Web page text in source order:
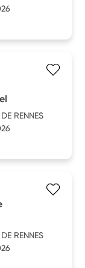
RENNES
RENNES